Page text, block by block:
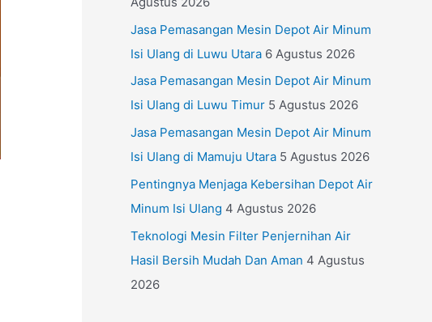
Jasa Pemasangan Mesin Depot Air Minum
Isi Ulang di Luwu Utara 6 Agustus 2026
Jasa Pemasangan Mesin Depot Air Minum
Isi Ulang di Luwu Timur 5 Agustus 2026
Jasa Pemasangan Mesin Depot Air Minum
Isi Ulang di Mamuju Utara 5 Agustus 2026
Pentingnya Menjaga Kebersihan Depot Air
Minum Isi Ulang 4 Agustus 2026
Teknologi Mesin Filter Penjernihan Air
Hasil Bersih Mudah Dan Aman 4 Agustus
2026